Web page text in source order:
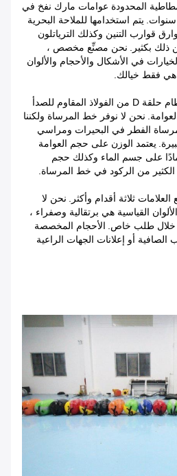
المحدودة عوامات مارك نفخ في
يتم استخدامها للملاحة البحرية
قوارب التنين وكذلك الترياتلون
ذلك بكثير. نحن مصنِّع مخصص ،
في الأشكال والأحجام والألوان
هي فقط خيالك.
ترتكز معظم علاماتنا على نظام حلقة D من الفولاذ المقاوم للصدأ
نحن لا نوفر خط المرساة ولكننا
الفطر في البحيرات ومراسي
يعتمد الوزن على حجم العوامة
5-25 رطل اعتمادًا على جسم الماء وكذلك حجم
الكثير من الركود في خط المرساة.
ثلاثة أقدام وأكثر. نحن لا
الألوان القياسية هي برتقالية وصفراء ،
خلال طلب خاص. الأحجام المخصصة
أو إعلانات الجهات الراعية